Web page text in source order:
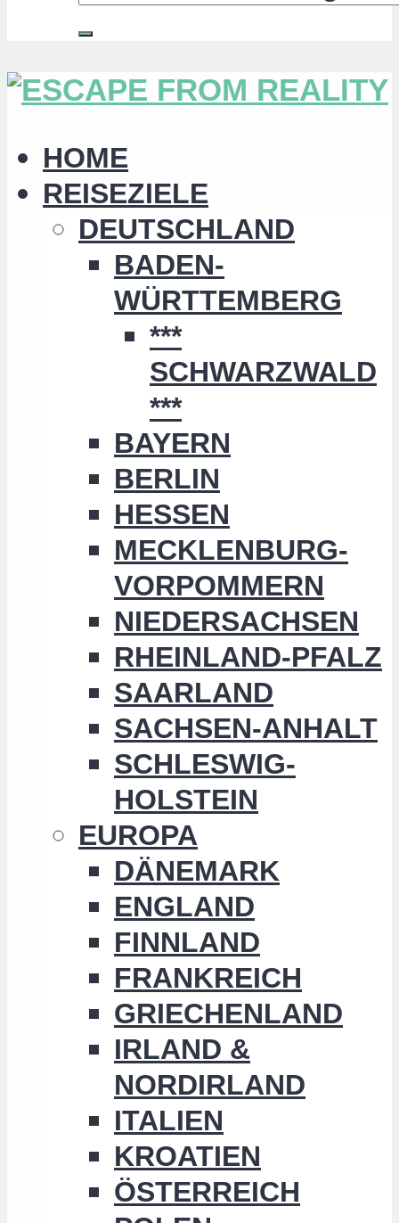
HOME
REISEZIELE
DEUTSCHLAND
BADEN-
WÜRTTEMBERG
***
SCHWARZWALD
***
BAYERN
BERLIN
HESSEN
MECKLENBURG-
VORPOMMERN
NIEDERSACHSEN
RHEINLAND-PFALZ
SAARLAND
SACHSEN-ANHALT
SCHLESWIG-
HOLSTEIN
EUROPA
DÄNEMARK
ENGLAND
FINNLAND
FRANKREICH
GRIECHENLAND
IRLAND &
NORDIRLAND
ITALIEN
KROATIEN
ÖSTERREICH